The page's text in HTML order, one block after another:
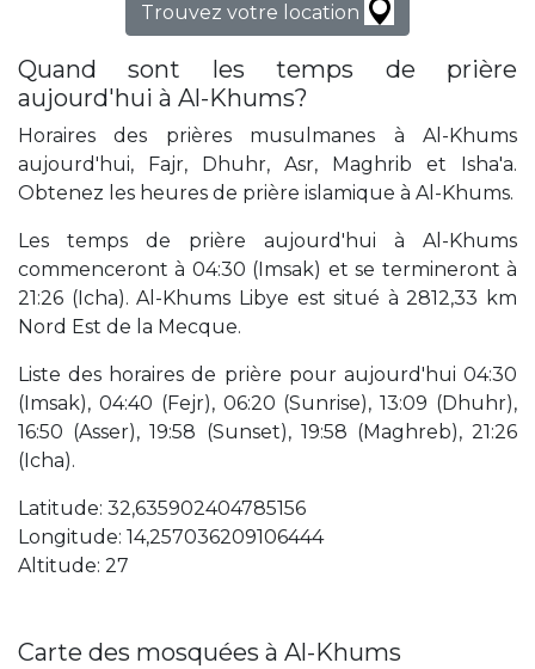
Trouvez votre location
Quand sont les temps de prière
aujourd'hui à Al-Khums?
Horaires des prières musulmanes à Al-Khums
aujourd'hui, Fajr, Dhuhr, Asr, Maghrib et Isha'a.
Obtenez les heures de prière islamique à Al-Khums.
Les temps de prière aujourd'hui à Al-Khums
commenceront à 04:30 (Imsak) et se termineront à
21:26 (Icha). Al-Khums Libye est situé à 2812,33 km
Nord Est de la Mecque.
Liste des horaires de prière pour aujourd'hui 04:30
(Imsak), 04:40 (Fejr), 06:20 (Sunrise), 13:09 (Dhuhr),
16:50 (Asser), 19:58 (Sunset), 19:58 (Maghreb), 21:26
(Icha).
Latitude: 32,635902404785156
Longitude: 14,257036209106444
Altitude: 27
Carte des mosquées à Al-Khums